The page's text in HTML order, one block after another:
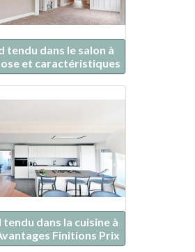
tendu dans le salon à
et caractéristiques
dans la cuisine à
Finitions Prix